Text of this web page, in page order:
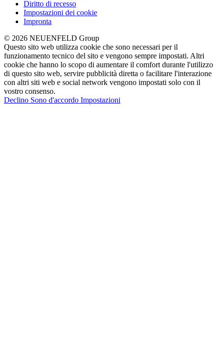
Diritto di recesso
Impostazioni dei cookie
Impronta
© 2026 NEUENFELD Group
Questo sito web utilizza cookie che sono necessari per il
funzionamento tecnico del sito e vengono sempre impostati. Altri
cookie che hanno lo scopo di aumentare il comfort durante l'utilizzo
di questo sito web, servire pubblicità diretta o facilitare l'interazione
con altri siti web e social network vengono impostati solo con il
vostro consenso.
Declino Sono d'accordo Impostazioni